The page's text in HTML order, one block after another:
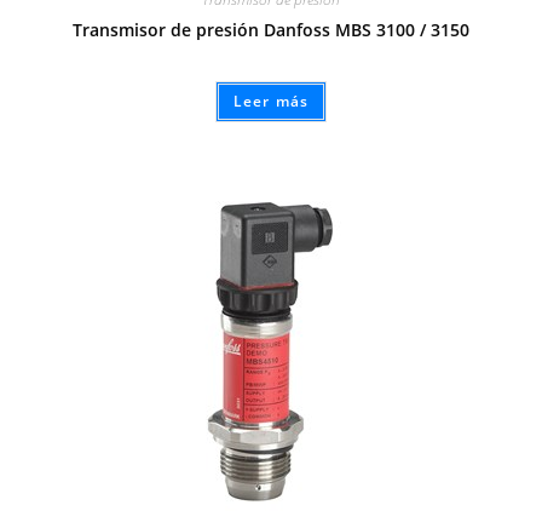
Transmisor de presión Danfoss MBS 3100 / 3150
Leer más